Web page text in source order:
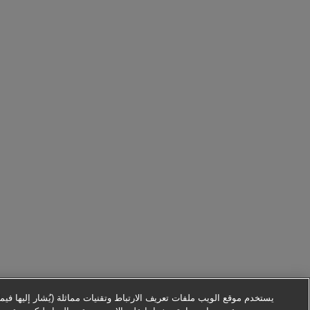
يستخدم موقع الويب ملفات تعريف الارتباط وتقنيات مماثلة (يُشار إليها